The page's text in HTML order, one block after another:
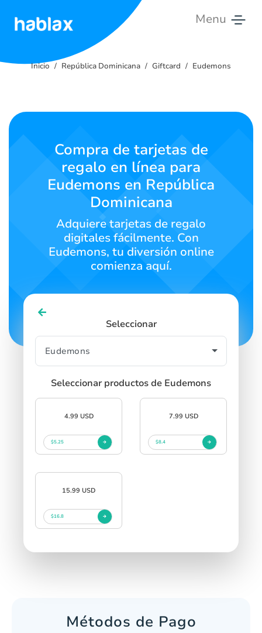
Menu
Tarifas
Contáctanos
SIGN UP
Inicio República Dominicana Giftcard Eudemons
Compra de tarjetas de
regalo en línea para
Eudemons en República
Dominicana
Adquiere tarjetas de regalo
digitales fácilmente. Con
Eudemons, tu diversión online
comienza aquí.
Seleccionar
Seleccionar productos de Eudemons
4.99 USD
$5.25
7.99 USD
$8.4
15.99 USD
$16.8
Métodos de Pago